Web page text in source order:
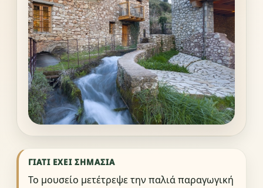
ΓΙΑΤΊ ΈΧΕΙ ΣΗΜΑΣΊΑ
Το μουσείο μετέτρεψε την παλιά παραγωγική